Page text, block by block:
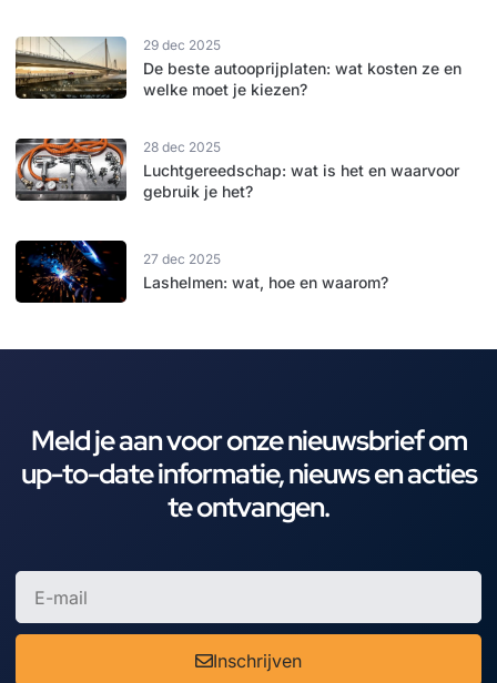
29 dec 2025
De beste autooprijplaten: wat kosten ze en
welke moet je kiezen?
28 dec 2025
Luchtgereedschap: wat is het en waarvoor
gebruik je het?
27 dec 2025
Lashelmen: wat, hoe en waarom?
Meld je aan voor onze nieuwsbrief om
up-to-date informatie, nieuws en acties
te ontvangen.
Inschrijven